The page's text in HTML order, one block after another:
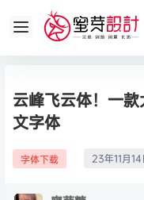
云峰飞云体！一
文字体
字体下载 23年11月14